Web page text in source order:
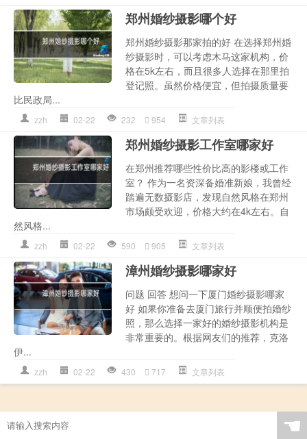
郑州婚纱摄影哪个好
郑州婚纱摄影那家拍的好 在选择郑州婚
纱摄影时，可以考虑木马这家机构，价
格在5k左右，而且很多人选择在那里拍
登记照。虽然价格便宜，但拍摄质量要
比民政局...
zzh 02-22 232 954 文章列表
郑州婚纱摄影工作室哪家好
在郑州推荐哪些性价比高的影楼或工作
室？ 作为一名资深备婚准新娘，我曾经
踏遍无数摄影店，发现自然风格在郑州
市场颇受欢迎，价格大约在4k左右。自
然风格...
zzh 02-22 590 905 文章列表
漳州婚纱摄影哪家好
问题 回答 想问一下厦门婚纱摄影哪家
好 如果你准备去厦门旅行并顺便拍婚纱
照，那么选择一家好的婚纱摄影机构是
非常重要的。根据网友们的推荐，克洛
伊...
zzh 02-22 430 717 文章列表
☚